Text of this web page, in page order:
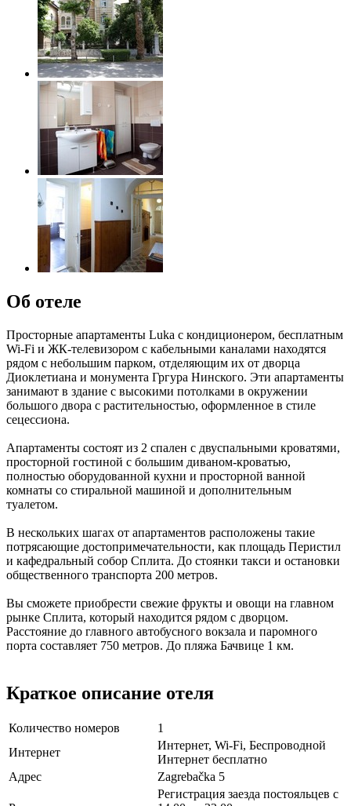
Об отеле
Просторные апартаменты Luka с кондиционером, бесплатным
Wi-Fi и ЖК-телевизором с кабельными каналами находятся
рядом с небольшим парком, отделяющим их от дворца
Диоклетиана и монумента Гргура Нинского. Эти апартаменты
занимают в здание с высокими потолками в окружении
большого двора с растительностью, оформленное в стиле
сецессиона.
Апартаменты состоят из 2 спален с двуспальными кроватями,
просторной гостиной с большим диваном-кроватью,
полностью оборудованной кухни и просторной ванной
комнаты со стиральной машиной и дополнительным
туалетом.
В нескольких шагах от апартаментов расположены такие
потрясающие достопримечательности, как площадь Перистил
и кафедральный собор Сплита. До стоянки такси и остановки
общественного транспорта 200 метров.
Вы сможете приобрести свежие фрукты и овощи на главном
рынке Сплита, который находится рядом с дворцом.
Расстояние до главного автобусного вокзала и паромного
порта составляет 750 метров. До пляжа Бачвице 1 км.
Краткое описание отеля
Количество номеров
1
Интернет
Интернет, Wi-Fi, Беспроводной
Интернет бесплатно
Адрес
Zagrebačka 5
Регистрация заезда постояльцев с